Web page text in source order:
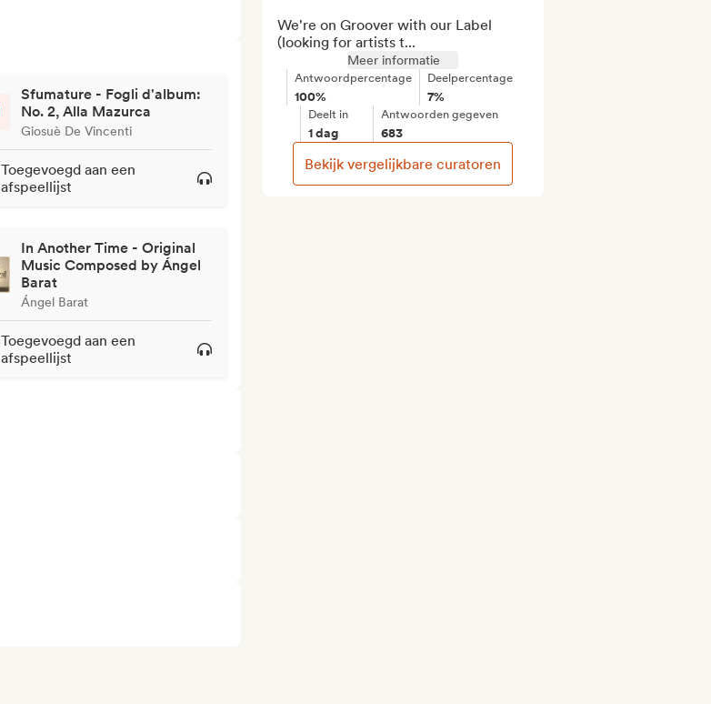
Sfumature - Fogli d'album:
No. 2, Alla Mazurca
Giosuè De Vincenti
Toegevoegd aan een
afspeellijst
In Another Time - Original
Music Composed by Ángel
Barat
Ángel Barat
Toegevoegd aan een
afspeellijst
We're on Groover with our Label
(looking for artists t...
Meer informatie
Antwoordpercentage
100%
Deelpercentage
7%
Deelt in
1 dag
Antwoorden gegeven
683
Bekijk vergelijkbare curatoren